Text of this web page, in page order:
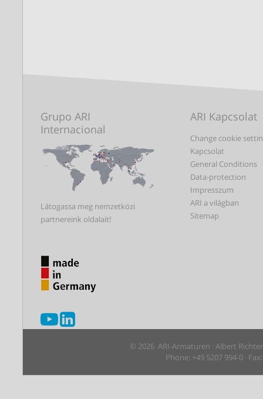
Grupo ARI
Internacional
Látogassa meg nemzetközi
partnereink oldalait!
ARI Kapcsolat
Change cookie
Kapcsolat
General Conditions
Data-protection
Impresszum
ARI a világban
Sitemap
© 2026 ARI-Armaturen · Albert
Phone: +49 5207 994-0 ·